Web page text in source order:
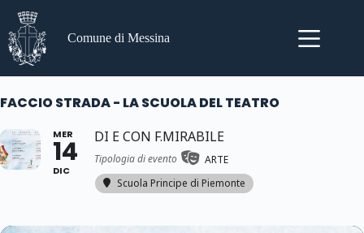
contenuto
Comune di Messina
FACCIO STRADA - LA SCUOLA DEL TEATRO
MER
14
DIC
DI E CON F.MIRABILE
Tipologia di evento
ARTE
Scuola Principe di Piemonte